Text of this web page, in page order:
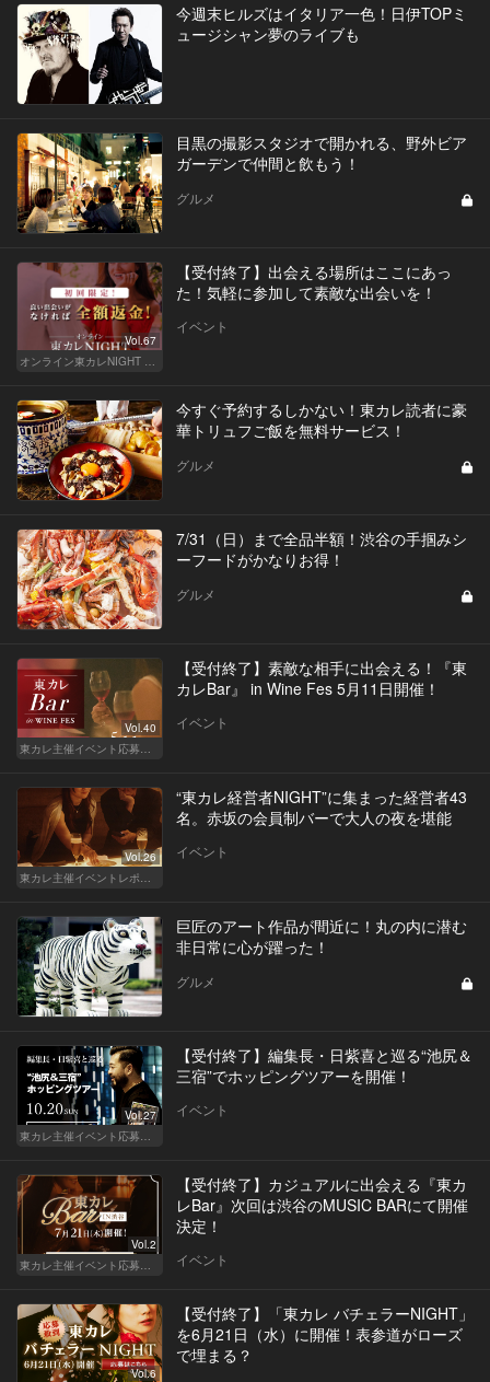
今週末ヒルズはイタリア一色！日伊TOPミ
ュージシャン夢のライブも
目黒の撮影スタジオで開かれる、野外ビア
ガーデンで仲間と飲もう！
グルメ
Vol.67
オンライン東カレNIGHT イベント募集
【受付終了】出会える場所はここにあっ
た！気軽に参加して素敵な出会いを！
イベント
今すぐ予約するしかない！東カレ読者に豪
華トリュフご飯を無料サービス！
グルメ
7/31（日）まで全品半額！渋谷の手掴みシ
ーフードがかなりお得！
グルメ
Vol.40
【受付終了】素敵な相手に出会える！『東
カレBar』 in Wine Fes 5月11日開催！
イベント
Vol.26
“東カレ経営者NIGHT”に集まった経営者43
名。赤坂の会員制バーで大人の夜を堪能
イベント
巨匠のアート作品が間近に！丸の内に潜む
非日常に心が躍った！
グルメ
Vol.27
【受付終了】編集長・日紫喜と巡る“池尻＆
三宿”でホッピングツアーを開催！
イベント
Vol.2
【受付終了】カジュアルに出会える『東カ
レBar』次回は渋谷のMUSIC BARにて開催
決定！
イベント
Vol.6
【受付終了】「東カレ バチェラーNIGHT」
を6月21日（水）に開催！表参道がローズ
で埋まる？